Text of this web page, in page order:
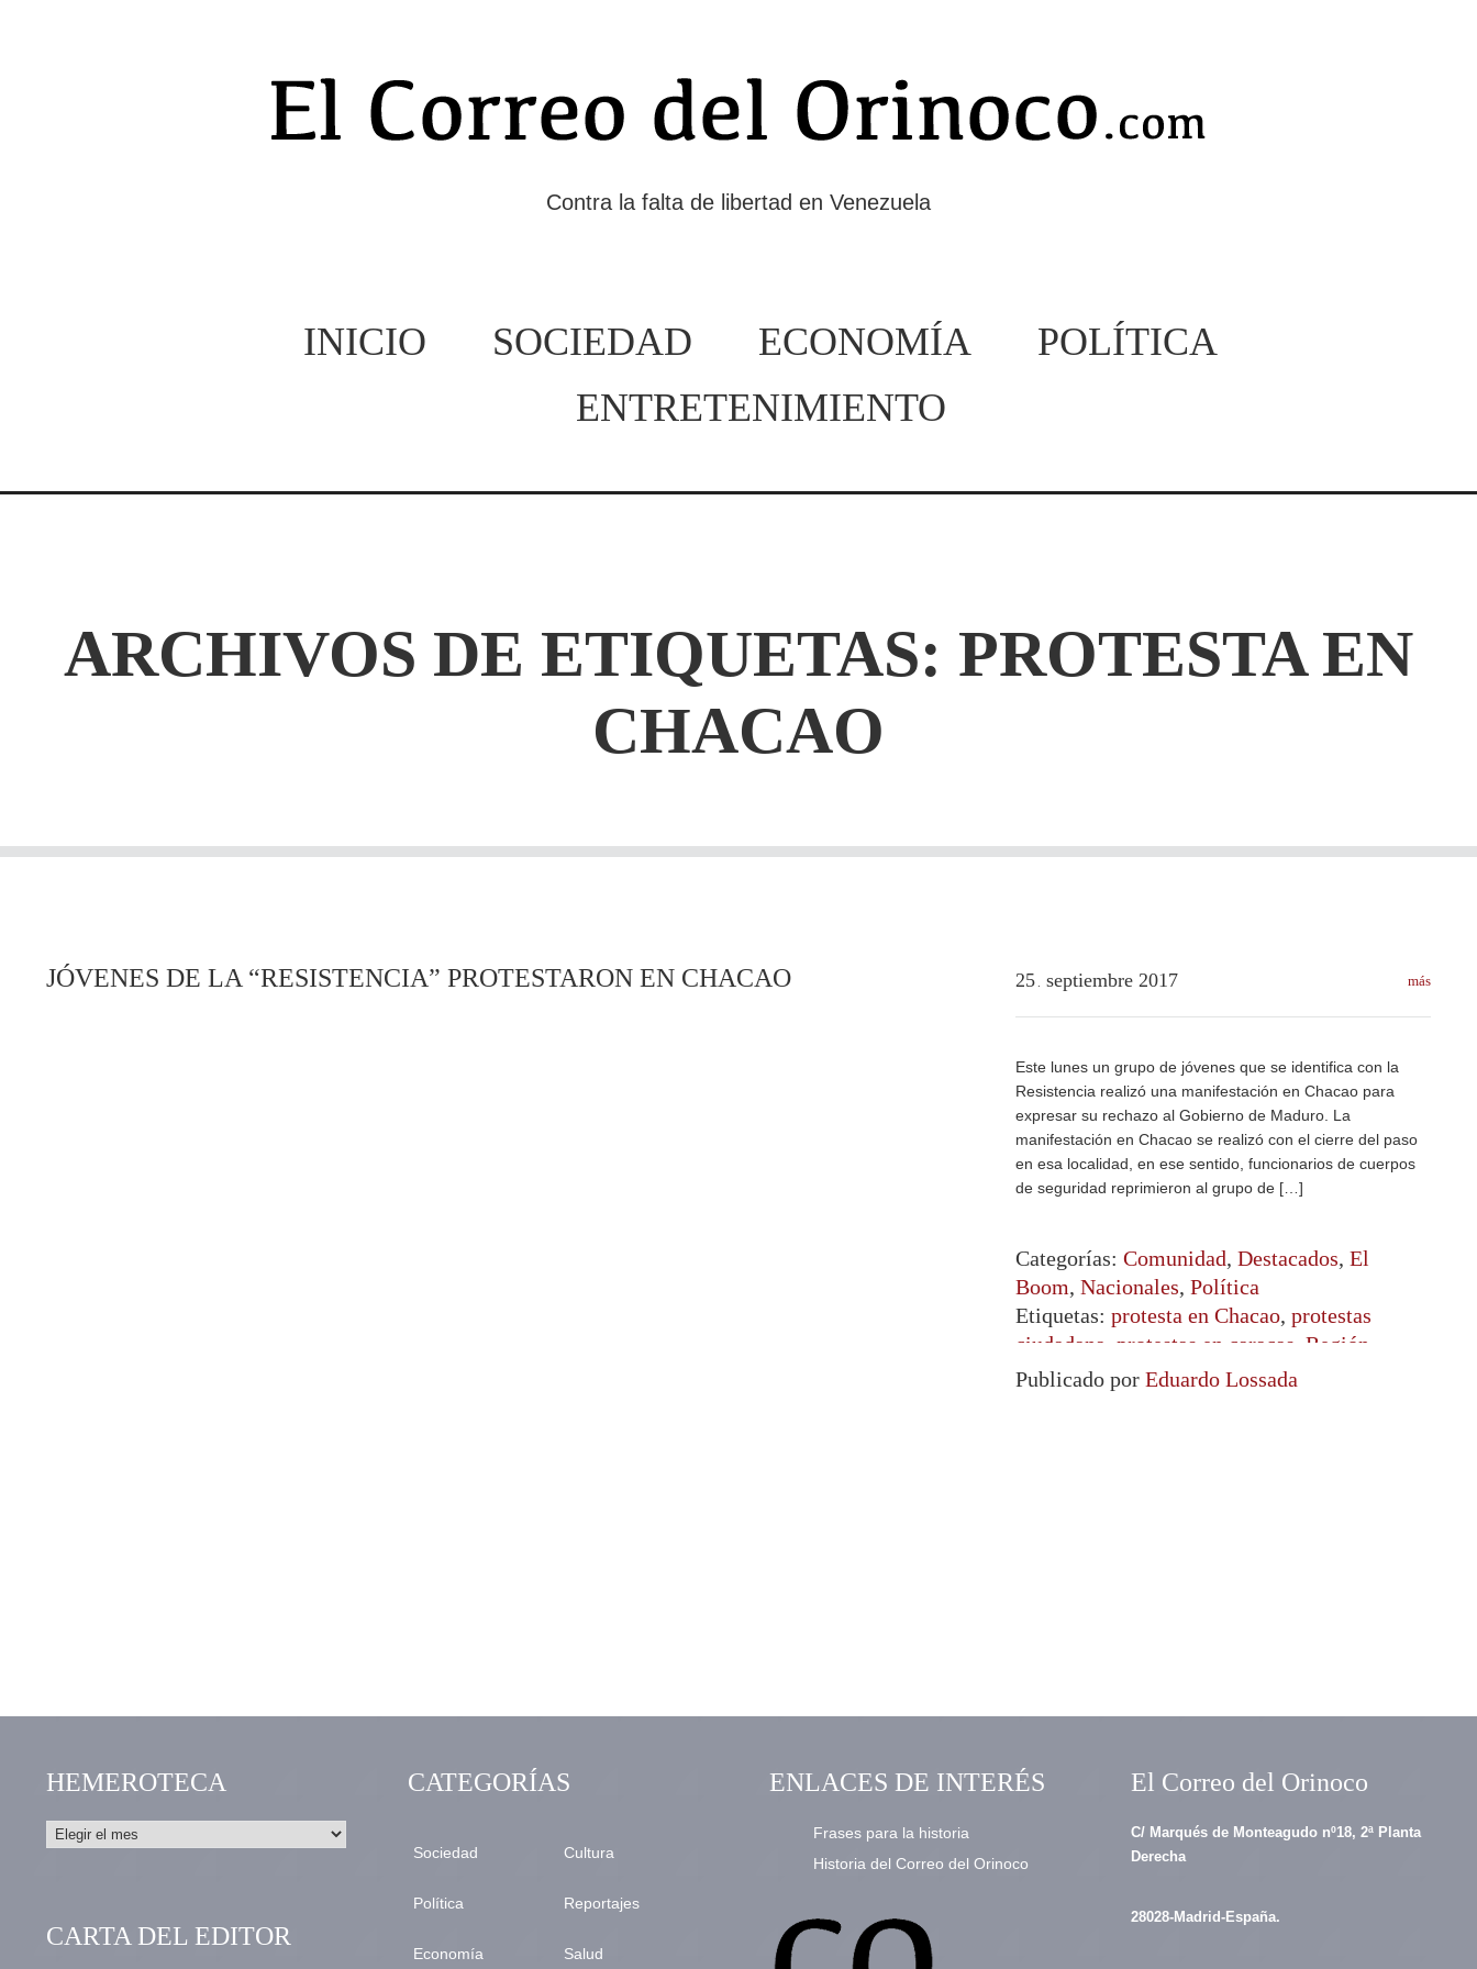
Contra la falta de libertad en Venezuela
INICIO SOCIEDAD ECONOMÍA
POLÍTICA
ENTRETENIMIENTO
ARCHIVOS DE ETIQUETAS: PROTESTA EN
CHACAO
JÓVENES DE LA “RESISTENCIA” PROTESTARON EN CHACAO 25 septiembre 2017
Este lunes un grupo de jóvenes que se identifica con la
Resistencia realizó una manifestación en Chacao para
expresar su rechazo al Gobierno de Maduro. La
manifestación en Chacao se realizó con el cierre del paso
en esa localidad, en ese sentido, funcionarios de cuerpos
de seguridad reprimieron al grupo de […]
más
Categorías: Comunidad, Destacados, El
Boom, Nacionales, Política
Etiquetas: protesta en Chacao, protestas
ciudadana protestas en caracas Región
Capital
Publicado por Eduardo Lossada
HEMEROTECA
CARTA DEL EDITOR
CATEGORÍAS
Sociedad
Política
Economía
Cultura
Reportajes
Salud
ENLACES DE INTERÉS
Frases para la historia
Historia del Correo del Orinoco
El Correo del Orinoco
C/ Marqués de Monteagudo nº18, 2ª Planta
Derecha
28028-Madrid-España.